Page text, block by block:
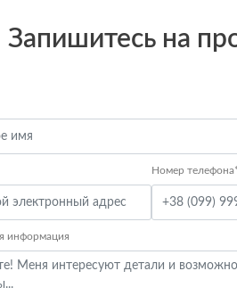
Запишитесь на
Номер
информация